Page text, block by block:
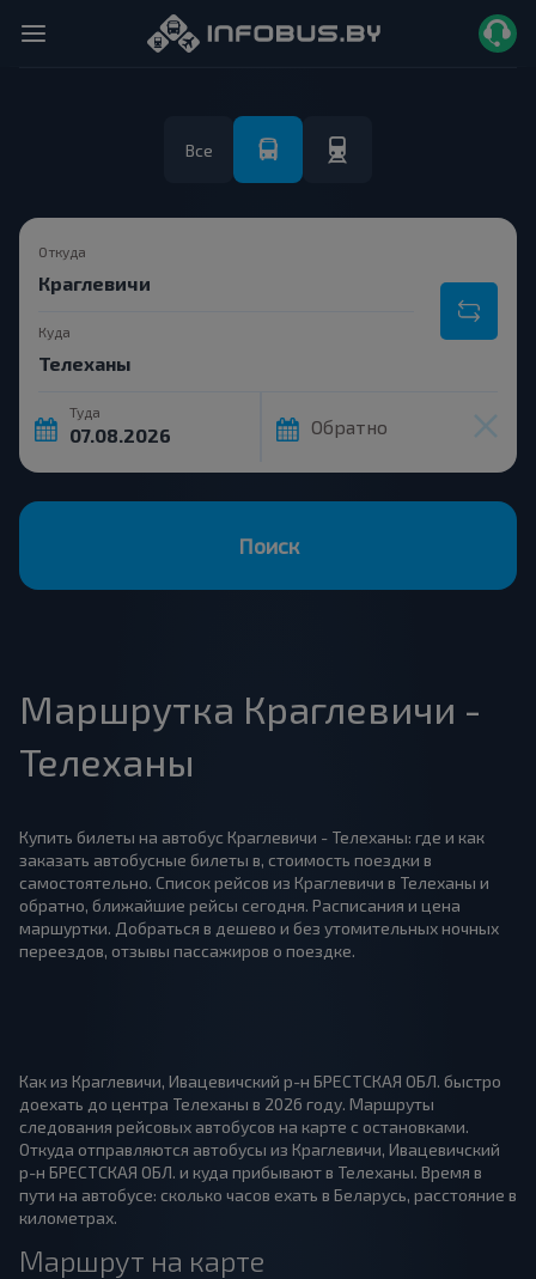
Все
Откуда
Куда
Туда
Обратно
Поиск
Маршрутка Краглевичи -
Телеханы
Купить билеты на автобус Краглевичи - Телеханы: где и как
заказать автобусные билеты в, стоимость поездки в
самостоятельно. Список рейсов из Краглевичи в Телеханы и
обратно, ближайшие рейсы сегодня. Расписания и цена
маршуртки. Добраться в дешево и без утомительных ночных
переездов, отзывы пассажиров о поездке.
Как из Краглевичи, Ивацевичский р-н БРЕСТСКАЯ ОБЛ. быстро
доехать до центра Телеханы в 2026 году. Маршруты
следования рейсовых автобусов на карте с остановками.
Откуда отправляются автобусы из Краглевичи, Ивацевичский
р-н БРЕСТСКАЯ ОБЛ. и куда прибывают в Телеханы. Время в
пути на автобусе: сколько часов ехать в Беларусь, расстояние в
километрах.
Маршрут на карте